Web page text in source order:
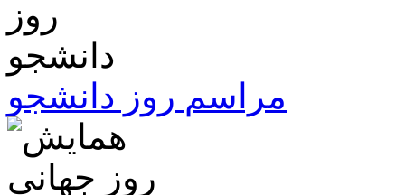
مراسم روز دانشجو